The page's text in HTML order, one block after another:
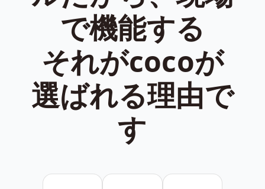
で機能する
それがcocoが
選ばれる理由で
す